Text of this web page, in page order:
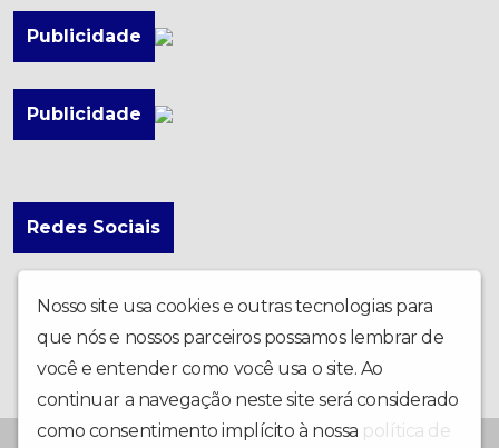
Publicidade
Publicidade
Redes Sociais
Nosso site usa cookies e outras tecnologias para
que nós e nossos parceiros possamos lembrar de
você e entender como você usa o site. Ao
continuar a navegação neste site será considerado
como consentimento implícito à nossa política de